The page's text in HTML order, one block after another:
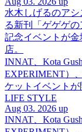
水木しげるのア
る新刊「ゲゲゲ
記念イベントが
店。
INNAT、Kota
EXPERIMENT）
ケットイベントが
LIFE STYLE
Aug 03. 2026 up
INNAT、Kota